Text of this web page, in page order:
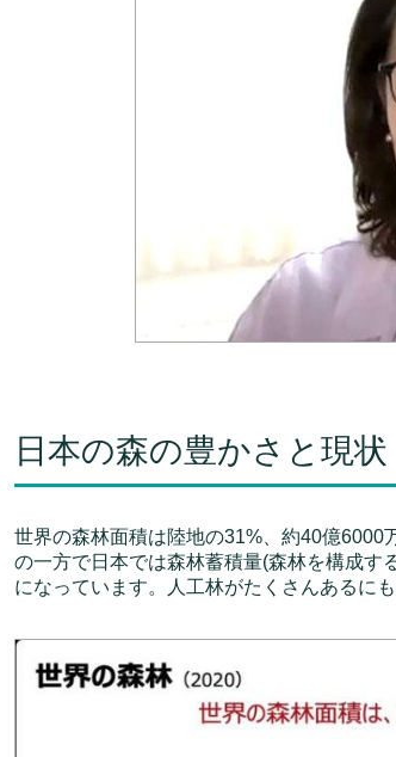
日本の森の豊かさと現状
世界の森林面積は陸地の31%、約40億6000
の一方で日本では森林蓄積量(森林を構成す
になっています。人工林がたくさんあるに